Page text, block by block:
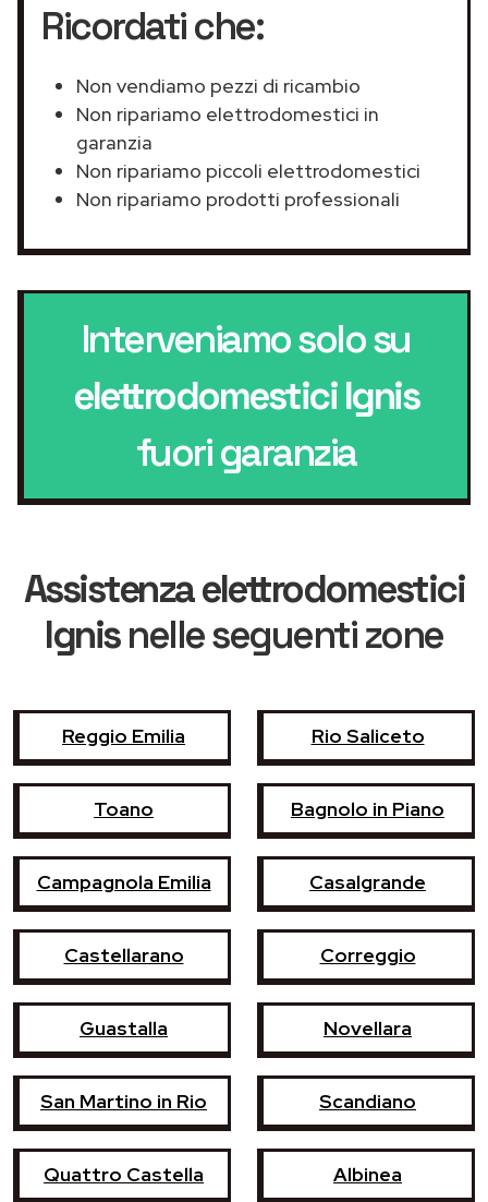
Ricordati che:
Non vendiamo pezzi di ricambio
Non ripariamo elettrodomestici in
garanzia
Non ripariamo piccoli elettrodomestici
Non ripariamo prodotti professionali
Interveniamo solo su
elettrodomestici Ignis
fuori garanzia
Assistenza elettrodomestici
Ignisnelle seguenti zone
Reggio Emilia Rio Saliceto
Toano Bagnolo in Piano
Campagnola Emilia Casalgrande
Castellarano Correggio
Guastalla Novellara
San Martino in Rio Scandiano
Quattro Castella Albinea